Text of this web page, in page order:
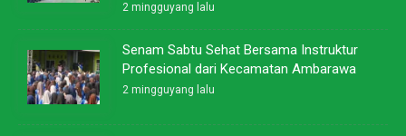
2 mingguyang lalu
Senam Sabtu Sehat Bersama Instruktur
Profesional dari Kecamatan Ambarawa
2 mingguyang lalu